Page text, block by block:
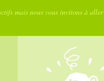
mais nous vous invitons à aller